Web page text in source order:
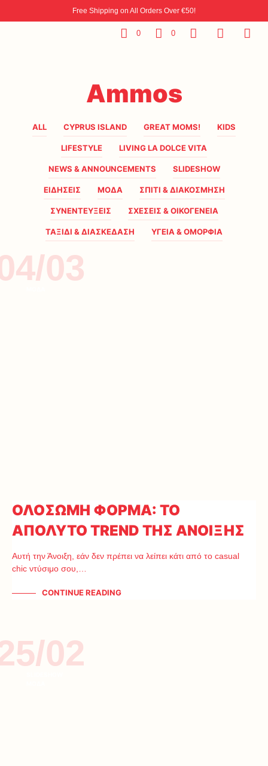
Free Shipping on All Orders Over €50!
0 0
Ammos
ALL CYPRUS ISLAND GREAT MOMS! KIDS
LIFESTYLE LIVING LA DOLCE VITA
NEWS & ANNOUNCEMENTS SLIDESHOW
ΕΙΔΗΣΕΙΣ ΜΟΔΑ ΣΠΙΤΙ & ΔΙΑΚΟΣΜΗΣΗ
ΣΥΝΕΝΤΕΥΞΕΙΣ ΣΧΕΣΕΙΣ & ΟΙΚΟΓΕΝΕΙΑ
ΤΑΞΙΔΙ & ΔΙΑΣΚΕΔΑΣΗ ΥΓΕΙΑ & ΟΜΟΡΦΙΑ
03
ΟΛΟΣΩΜΗ ΦΟΡΜΑ: ΤΟ
ΑΠΟΛΥΤΟ TREND ΤΗΣ ΑΝΟΙΞΗΣ
Αυτή την Άνοιξη, εάν δεν πρέπει να λείπει κάτι από το casual
chic ντύσιμο σου,…
CONTINUE READING
02